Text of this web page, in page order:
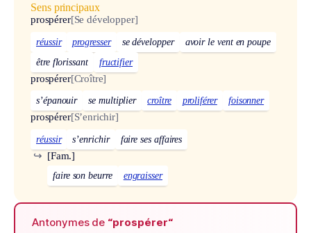
Sens principaux
prospérer[Se développer]
réussir progresser se développer
avoir le vent en poupe
être florissant
fructifier
prospérer[Croître]
s’épanouir se multiplier croître proliférer foisonner
prospérer[S’enrichir]
réussir s’enrichir faire ses affaires
[Fam.]
↪
faire son beurre engraisser
Antonymes de “prospérer“